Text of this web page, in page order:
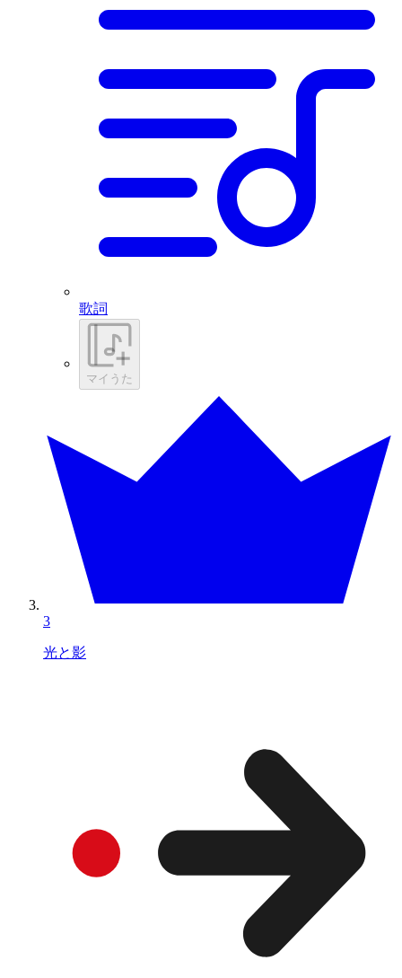
歌詞
マイうた
3
光と影